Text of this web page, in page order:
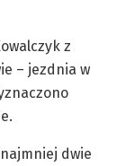
z
– jezdnia w
dwie